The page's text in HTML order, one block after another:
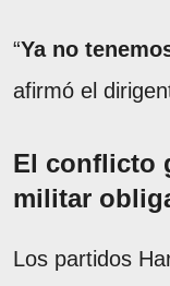
“Ya no
afirmó el
El conflicto
militar
Los partidos